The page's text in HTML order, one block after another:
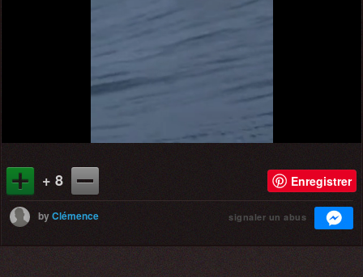
+ 8 Enregistrer
byClémence signaler un abus